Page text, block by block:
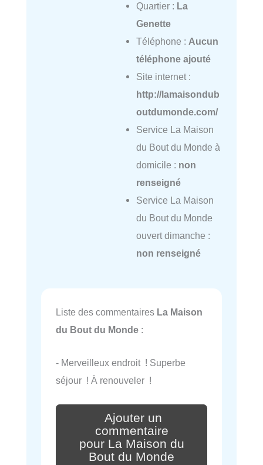
Quartier : La
Genette
Téléphone : Aucun
téléphone ajouté
Site internet :
http://lamaisondub
outdumonde.com/
Service La Maison
du Bout du Monde à
domicile : non
renseigné
Service La Maison
du Bout du Monde
ouvert dimanche :
non renseigné
Liste des commentaires La Maison
du Bout du Monde :
- Merveilleux endroit ! Superbe
séjour ! À renouveler !
Ajouter un
commentaire
pour La Maison du
Bout du Monde